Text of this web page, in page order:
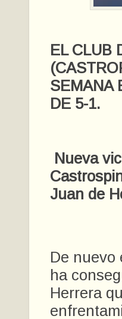
EL CLUB
SEMANA
DE 5-1.
Nueva
Juan de
De nuevo
ha
Herrera